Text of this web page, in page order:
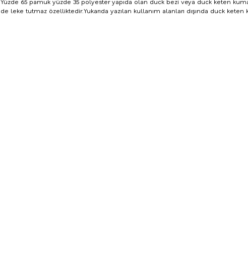
de leke tutmaz özelliktedir.Yukarıda yazılan kullanım alanları dışında duck keten